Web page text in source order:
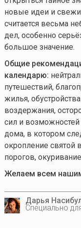
новые идеи и
считается весьма
дел, особенно
большое значение.
Общие
календарю:
путешествий,
жилья,
воздержания,
сил и
дома, в котором
окропление святой
порогов,
Желаем всем
Дарья
Специально